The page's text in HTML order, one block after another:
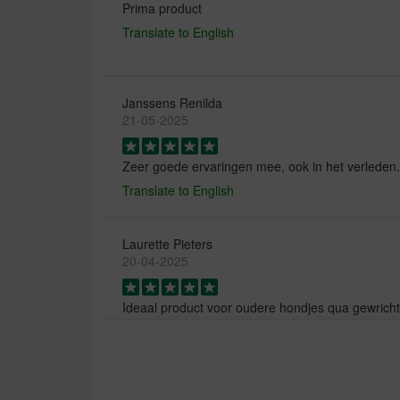
Prima product
Translate to English
Janssens Renilda
21-05-2025
Zeer goede ervaringen mee, ook in het verleden.
Translate to English
Laurette Pieters
20-04-2025
Ideaal product voor oudere hondjes qua